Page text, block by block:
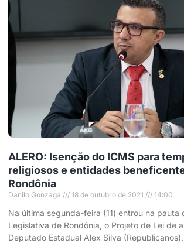
ALERO: Isenção do ICMS para
religiosos e entidades
Rondônia
Danilo Gonzaga 18 de outubro de 2021 14:00
Na última segunda-feira (11) entrou na pauta
Legislativa de Rondônia, o Projeto de Lei de
Deputado Estadual Alex Silva